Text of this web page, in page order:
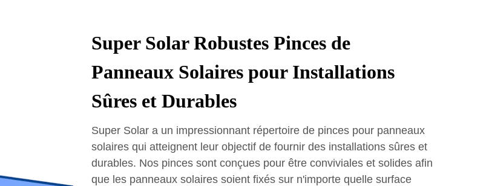
Super Solar Robustes Pinces de
Panneaux Solaires pour Installations
Sûres et Durables
Super Solar a un impressionnant répertoire de pinces pour panneaux
solaires qui atteignent leur objectif de fournir des installations sûres et
durables. Nos pinces sont conçues pour être conviviales et solides afin
que les panneaux solaires soient fixés sur n'importe quelle surface